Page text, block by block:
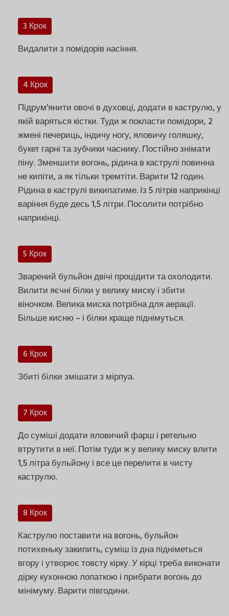
3 Крок
Видалити з помідорів насіння.
4 Крок
Підрум'янити овочі в духовці, додати в каструлю, у
якій варяться кістки. Туди ж покласти помідори, 2
жмені печериць, індичу ногу, яловичу голяшку,
букет гарні та зубчики часнику. Постійно знімати
піну. Зменшити вогонь, рідина в каструлі повинна
не кипіти, а як тільки тремтіти. Варити 12 годин.
Рідина в каструлі википатиме. Із 5 літрів наприкінці
варіння буде десь 1,5 літри. Посолити потрібно
наприкінці.
5 Крок
Зварений бульйон двічі процідити та охолодити.
Вилити яєчні білки у велику миску і збити
віночком. Велика миска потрібна для аерації.
Більше кисню – і білки краще піднімуться.
6 Крок
Збиті білки змішати з мірпуа.
7 Крок
До суміші додати яловичий фарш і ретельно
втрутити в неї. Потім туди ж у велику миску влити
1,5 літра бульйону і все це перелити в чисту
каструлю.
8 Крок
Каструлю поставити на вогонь, бульйон
потихеньку закипить, суміш із дна підніметься
вгору і утворює товсту кірку. У кірці треба виконати
дірку кухонною лопаткою і прибрати вогонь до
мінімуму. Варити півгодини.